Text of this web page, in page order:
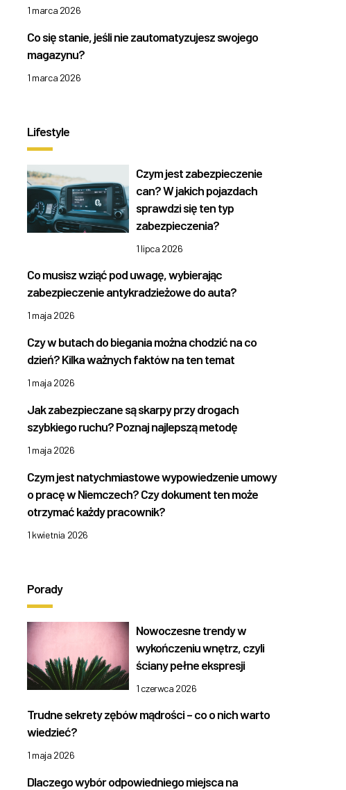
1 marca 2026
Co się stanie, jeśli nie zautomatyzujesz swojego
magazynu?
1 marca 2026
Lifestyle
Czym jest zabezpieczenie
can? W jakich pojazdach
sprawdzi się ten typ
zabezpieczenia?
1 lipca 2026
Co musisz wziąć pod uwagę, wybierając
zabezpieczenie antykradzieżowe do auta?
1 maja 2026
Czy w butach do biegania można chodzić na co
dzień? Kilka ważnych faktów na ten temat
1 maja 2026
Jak zabezpieczane są skarpy przy drogach
szybkiego ruchu? Poznaj najlepszą metodę
1 maja 2026
Czym jest natychmiastowe wypowiedzenie umowy
o pracę w Niemczech? Czy dokument ten może
otrzymać każdy pracownik?
1 kwietnia 2026
Porady
Nowoczesne trendy w
wykończeniu wnętrz, czyli
ściany pełne ekspresji
1 czerwca 2026
Trudne sekrety zębów mądrości – co o nich warto
wiedzieć?
1 maja 2026
Dlaczego wybór odpowiedniego miejsca na